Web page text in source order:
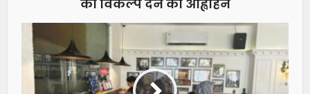
का विकल्प देने का आह्वाहन